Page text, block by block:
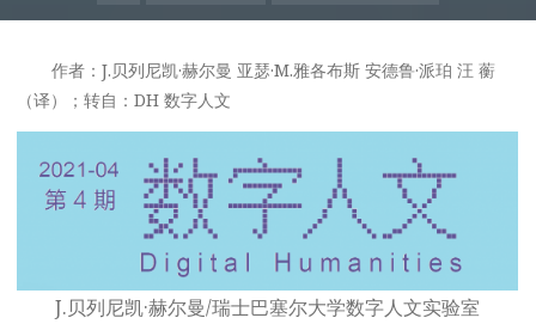
作者：J.贝列尼凯·赫尔曼 亚瑟·M.雅各布斯 安德鲁·派珀 汪 蘅
（译）；转自：DH 数字人文
J.贝列尼凯·赫尔曼/瑞士巴塞尔大学数字人文实验室